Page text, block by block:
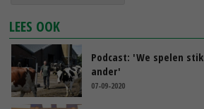
LEES OOK
Podcast: 'We spelen
ander'
07-09-2020